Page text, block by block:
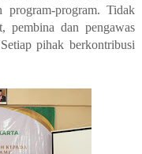
program-program. Tidak
pembina dan pengawas
pihak berkontribusi